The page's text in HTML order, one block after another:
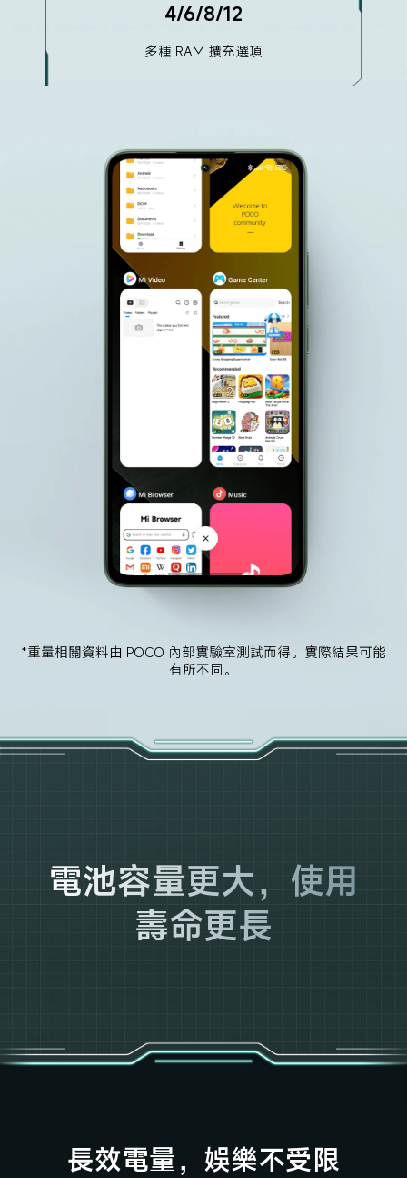
4/6/8/12
多種 RAM 擴充選項
*重量相關資料由 POCO 內部實驗室測試而得。實際結果可能
有所不同。
電池容量更大，使用
壽命更長
長效電量，娛樂不受限